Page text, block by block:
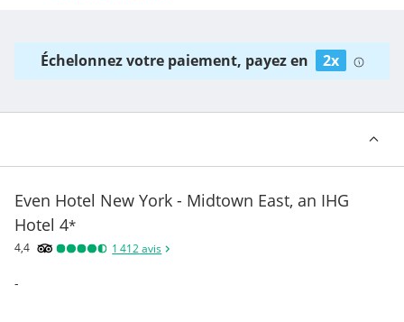
Échelonnez votre paiement, payez en 2x
Even Hotel New York - Midtown East, an IHG
Hotel 4*
4,4 1 412avis
-